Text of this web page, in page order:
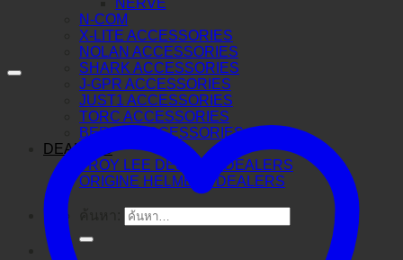
NERVE
N-COM
X-LITE ACCESSORIES
NOLAN ACCESSORIES
SHARK ACCESSORIES
J-GPR ACCESSORIES
JUST1 ACCESSORIES
TORC ACCESSORIES
BERING ACCESSORIES
DEALERS
TROY LEE DESIGNS DEALERS
ORIGINE HELMETS DEALERS